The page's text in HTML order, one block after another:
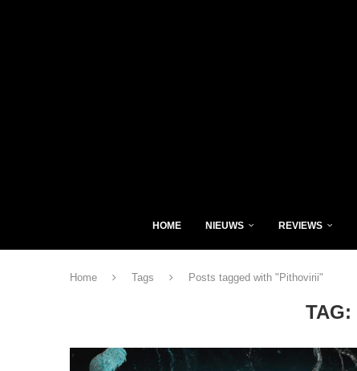
HOME NIEUWS REVIEWS
Home Tags Posts tagged with "Pithovirii"
TAG: